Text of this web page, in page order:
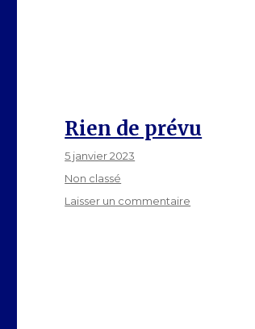
Rien de prévu
Publié
5 janvier 2023
Catégories
Non classé
Laisser un commentaire